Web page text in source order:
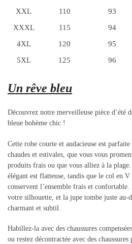
XXL
110 93
XXXL
115 94
4XL
120 95
5XL
125 96
Un rêve bleu
Découvrez notre merveilleuse pièce d’été
bleue bohème chic !
Cette robe courte et audacieuse est
chaudes et estivales, que vous vous
produits frais ou que vous alliez à la
élégant est flatteuse, tandis que le col en V
conservent l’ensemble frais et
votre silhouette, et la jupe tombe juste au-
charmant et subtil.
Habillez-la avec des chaussures
ou restez décontractée avec des